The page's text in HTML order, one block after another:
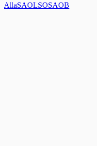
AllaSAOLSOSAOB